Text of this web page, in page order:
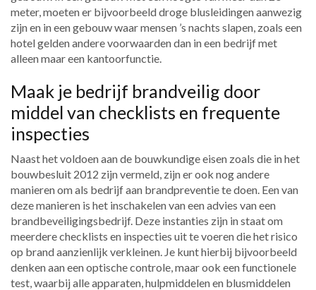
meter, moeten er bijvoorbeeld droge blusleidingen aanwezig
zijn en in een gebouw waar mensen ’s nachts slapen, zoals een
hotel gelden andere voorwaarden dan in een bedrijf met
alleen maar een kantoorfunctie.
Maak je bedrijf brandveilig door
middel van checklists en frequente
inspecties
Naast het voldoen aan de bouwkundige eisen zoals die in het
bouwbesluit 2012 zijn vermeld, zijn er ook nog andere
manieren om als bedrijf aan brandpreventie te doen. Een van
deze manieren is het inschakelen van een advies van een
brandbeveiligingsbedrijf. Deze instanties zijn in staat om
meerdere checklists en inspecties uit te voeren die het risico
op brand aanzienlijk verkleinen. Je kunt hierbij bijvoorbeeld
denken aan een optische controle, maar ook een functionele
test, waarbij alle apparaten, hulpmiddelen en blusmiddelen